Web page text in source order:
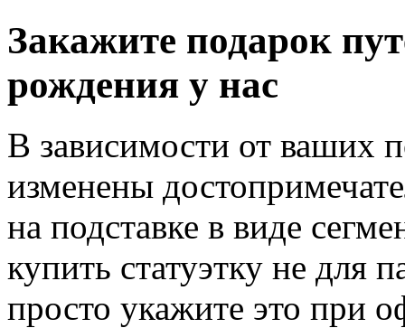
Закажите подарок
рождения у нас
В зависимости от ваших
изменены
на подставке в виде
купить статуэтку не для
просто укажите это при